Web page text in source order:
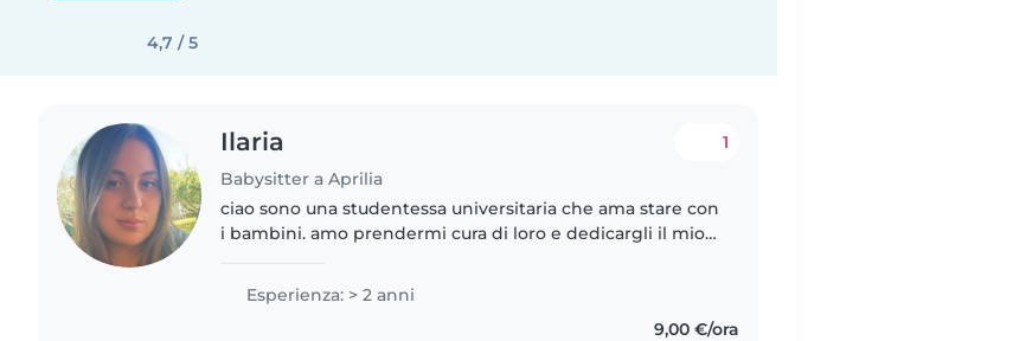
4,7 / 5
Ilaria
Babysitter a Aprilia
1
ciao sono una studentessa universitaria che ama stare con
i bambini. amo prendermi cura di loro e dedicargli il mio
bambini perche..
Esperienza: > 2 anni
9,00 €/ora